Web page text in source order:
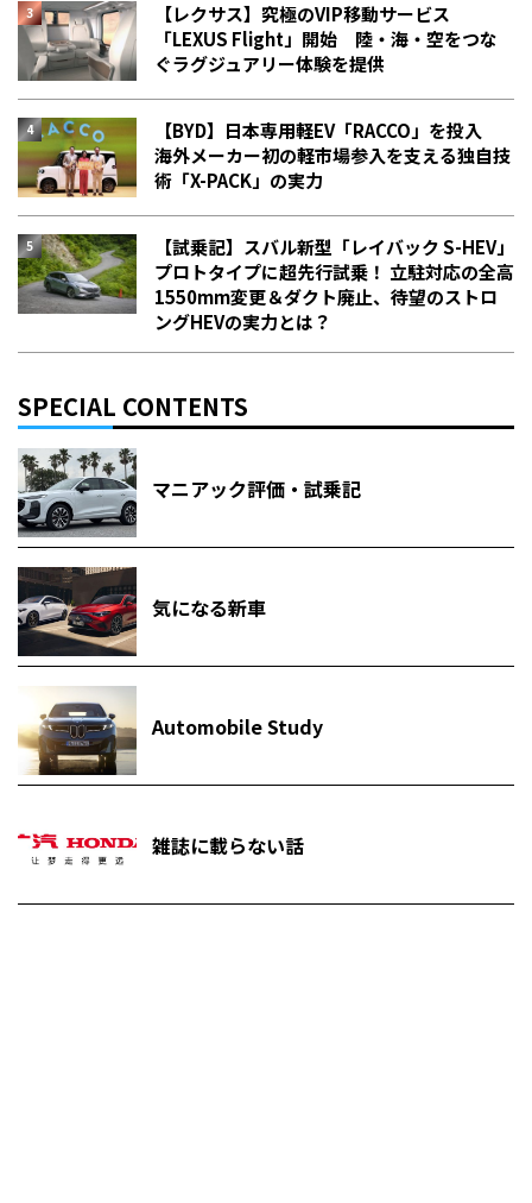
【レクサス】究極のVIP移動サービス
「LEXUS Flight」開始 陸・海・空をつな
ぐラグジュアリー体験を提供
【BYD】日本専用軽EV「RACCO」を投入
海外メーカー初の軽市場参入を支える独自技
術「X-PACK」の実力
【試乗記】スバル新型「レイバック S-HEV」
プロトタイプに超先行試乗！ 立駐対応の全高
1550mm変更＆ダクト廃止、待望のストロ
ングHEVの実力とは？
SPECIAL CONTENTS
マニアック評価・試乗記
気になる新車
Automobile Study
雑誌に載らない話